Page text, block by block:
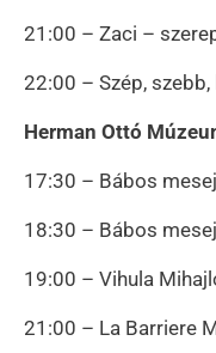
21:00 – Zaci –
22:00 – Szép,
Herman Ottó
17:30 – Bábos
18:30 – Bábos
19:00 – Vihula
21:00 – La Barriere